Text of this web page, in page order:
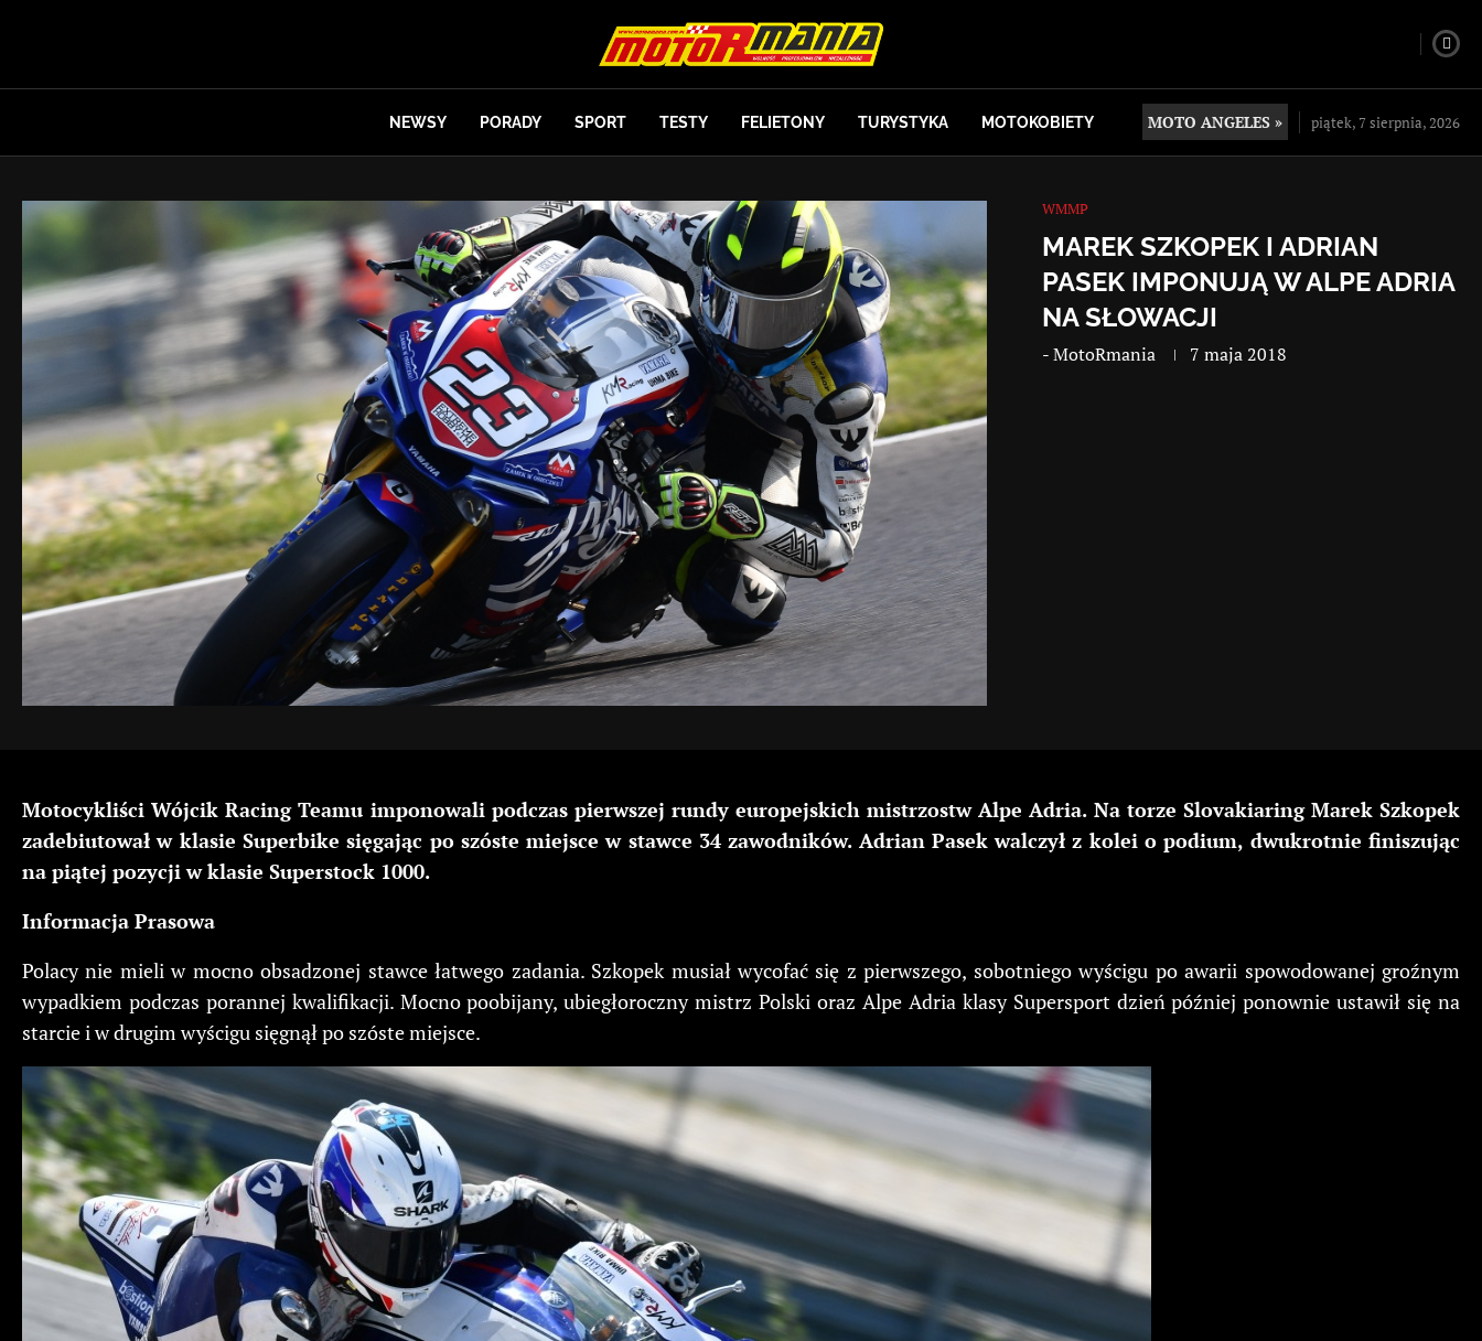
NEWSY PORADY SPORT TESTY FELIETONY TURYSTYKA MOTOKOBIETY MOTO ANGELES » piątek, 7 sierpnia, 2026
WMMP
MAREK SZKOPEK I ADRIAN
PASEK IMPONUJĄ W ALPE ADRIA
NA SŁOWACJI
-MotoRmania 7 maja 2018
Motocykliści Wójcik Racing Teamu imponowali podczas pierwszej rundy europejskich mistrzostw Alpe Adria. Na torze Slovakiaring Marek Szkopek
zadebiutował w klasie Superbike sięgając po szóste miejsce w stawce 34 zawodników. Adrian Pasek walczył z kolei o podium, dwukrotnie finiszując
na piątej pozycji w klasie Superstock 1000.
Informacja Prasowa
Polacy nie mieli w mocno obsadzonej stawce łatwego zadania. Szkopek musiał wycofać się z pierwszego, sobotniego wyścigu po awarii spowodowanej groźnym
wypadkiem podczas porannej kwalifikacji. Mocno poobijany, ubiegłoroczny mistrz Polski oraz Alpe Adria klasy Supersport dzień później ponownie ustawił się na
starcie i w drugim wyścigu sięgnął po szóste miejsce.